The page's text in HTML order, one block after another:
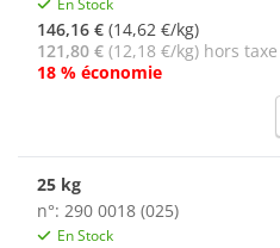
En Stock
146,16 € (14,62 €/kg)
121,80 € (12,18 €/kg) hors taxe
18 % économie
25 kg
n°: 290 0018 (025)
En Stock